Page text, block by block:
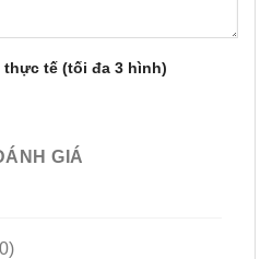
thực tế (tối đa 3 hình)
GIÁ